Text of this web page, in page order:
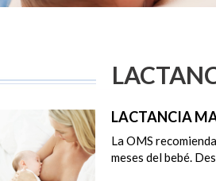
LACTANCIA
La OMS
meses del bebé.